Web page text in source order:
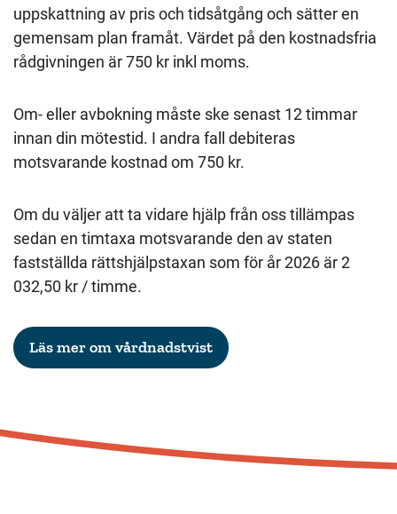
uppskattning av pris och tidsåtgång och sätter en
gemensam plan framåt. Värdet på den kostnadsfria
rådgivningen är 750 kr inkl moms.
Om- eller avbokning måste ske senast 12 timmar
innan din mötestid. I andra fall debiteras
motsvarande kostnad om 750 kr.
Om du väljer att ta vidare hjälp från oss tillämpas
sedan en timtaxa motsvarande den av staten
fastställda rättshjälpstaxan som för år 2026 är 2
032,50 kr / timme.
Läs mer om vårdnadstvist